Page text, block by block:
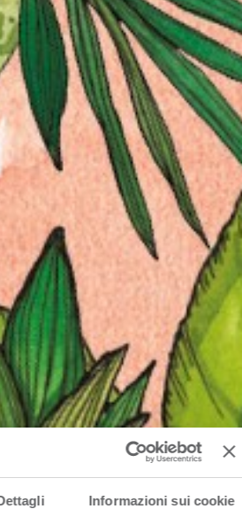
Informazioni sui cookie